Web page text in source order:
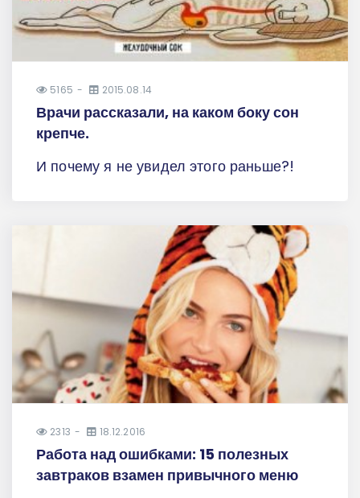
5165 2015.08.14
Врачи рассказали, на каком боку сон
крепче.
И почему я не увидел этого раньше?!
2313 18.12.2016
Работа над ошибками: 15 полезных
завтраков взамен привычного меню